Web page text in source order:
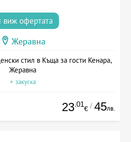
виж офертата
Жеравна
стил в Къща за гости Кенара,
Жеравна
+ закуска
23.01
€ / 45лв.